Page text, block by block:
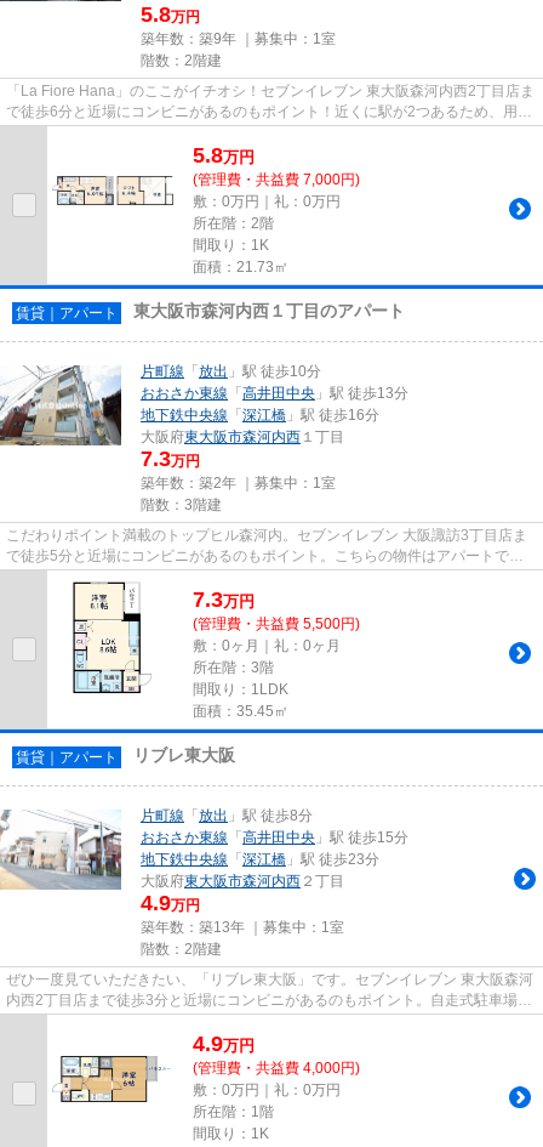
5.8万円
築年数：築9年 ｜募集中： 1室
階数：2階建
「La Fiore Hana」のここがイチオシ！セブンイレブン 東大阪森河内西2丁目店ま
で徒歩6分と近場にコンビニがあるのもポイント！近くに駅が2つあるため、用途
や行き先に応じて駅を選べる...
5.8万円
(管理費・共益費 7,000円)
敷：0万円｜礼：0万円
所在階：2階
間取り：1K
面積：21.73㎡
賃貸｜アパート 東大阪市森河内西１丁目のアパート
片町線 「放出 」駅 徒歩10分
おおさか東線 「高井田中央 」駅 徒歩13分
地下鉄中央線 「深江橋 」駅 徒歩16分
大阪府東大阪市森河内西 １丁目
7.3万円
築年数：築2年 ｜募集中： 1室
階数：3階建
こだわりポイント満載のトップヒル森河内。セブンイレブン 大阪諏訪3丁目店ま
で徒歩5分と近場にコンビニがあるのもポイント。こちらの物件はアパートで
す。根強いニーズを誇る駅近の物...
7.3万円
(管理費・共益費 5,500円)
敷：0ヶ月｜礼：0ヶ月
所在階：3階
間取り：1LDK
面積：35.45㎡
賃貸｜アパート リブレ東大阪
片町線 「放出 」駅 徒歩8分
おおさか東線 「高井田中央 」駅 徒歩15分
地下鉄中央線 「深江橋 」駅 徒歩23分
大阪府東大阪市森河内西 ２丁目
4.9万円
築年数：築13年 ｜募集中： 1室
階数：2階建
ぜひ一度見ていただきたい、「リブレ東大阪」です。セブンイレブン 東大阪森河
内西2丁目店まで徒歩3分と近場にコンビニがあるのもポイント。自走式駐車場が
ある物件です。物件から約10...
4.9万円
(管理費・共益費 4,000円)
敷：0万円｜礼：0万円
所在階：1階
間取り：1K